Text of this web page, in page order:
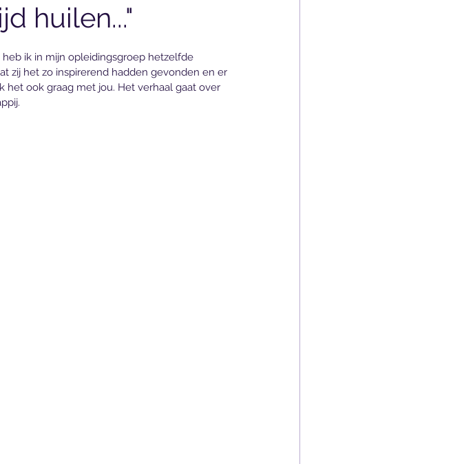
huilen..."
ik in mijn opleidingsgroep hetzelfde
zij het zo inspirerend hadden gevonden en er
ook graag met jou. Het verhaal gaat over